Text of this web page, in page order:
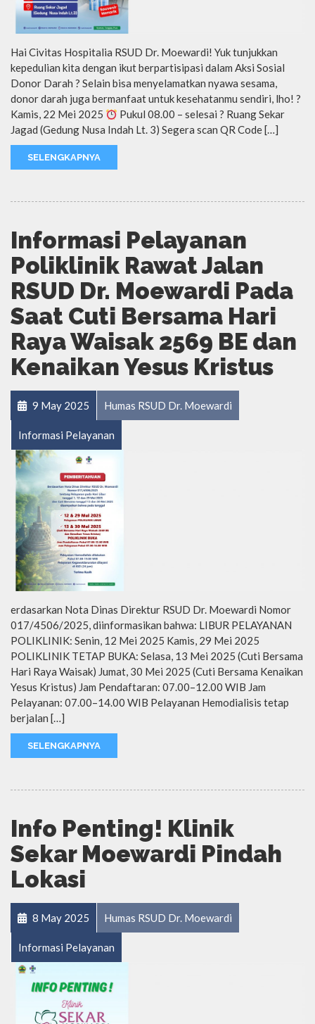
Hai Civitas Hospitalia RSUD Dr. Moewardi! Yuk tunjukkan
kepedulian kita dengan ikut berpartisipasi dalam Aksi Sosial
Donor Darah ? Selain bisa menyelamatkan nyawa sesama,
donor darah juga bermanfaat untuk kesehatanmu sendiri, lho! ?
Kamis, 22 Mei 2025
Pukul 08.00 – selesai ? Ruang Sekar
Jagad (Gedung Nusa Indah Lt. 3) Segera scan QR Code […]
SELENGKAPNYA
Informasi Pelayanan
Poliklinik Rawat Jalan
RSUD Dr. Moewardi Pada
Saat Cuti Bersama Hari
Raya Waisak 2569 BE dan
Kenaikan Yesus Kristus
9 May 2025 Humas RSUD Dr. Moewardi
Informasi Pelayanan
erdasarkan Nota Dinas Direktur RSUD Dr. Moewardi Nomor
017/4506/2025, diinformasikan bahwa: LIBUR PELAYANAN
POLIKLINIK: Senin, 12 Mei 2025 Kamis, 29 Mei 2025
POLIKLINIK TETAP BUKA: Selasa, 13 Mei 2025 (Cuti Bersama
Hari Raya Waisak) Jumat, 30 Mei 2025 (Cuti Bersama Kenaikan
Yesus Kristus) Jam Pendaftaran: 07.00–12.00 WIB Jam
Pelayanan: 07.00–14.00 WIB Pelayanan Hemodialisis tetap
berjalan […]
SELENGKAPNYA
Info Penting! Klinik
Sekar Moewardi Pindah
Lokasi
8 May 2025 Humas RSUD Dr. Moewardi
Informasi Pelayanan